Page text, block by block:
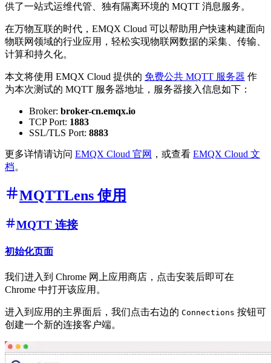
供了一站式运维代管、独有隔离环境的 MQTT 消息服务。
在万物互联的时代，EMQX Cloud 可以帮助用户快速构建面向
物联网领域的行业应用，轻松实现物联网数据的采集、传输、
计算和持久化。
本文将使用 EMQX Cloud 提供的 免费公共 MQTT 服务器 作
为本次测试的 MQTT 服务器地址，服务器接入信息如下：
Broker: broker-cn.emqx.io
TCP Port: 1883
SSL/TLS Port: 8883
更多详情请访问 EMQX Cloud 官网 ，或查看 EMQX Cloud 文
档。
MQTTLens 使用
MQTT 连接
初始化页面
我们进入到 Chrome 网上应用商店，点击安装后即可在
Chrome 中打开该应用。
进入到应用的主界面后，我们点击右边的 Connections 按钮可
创建一个新的连接客户端。